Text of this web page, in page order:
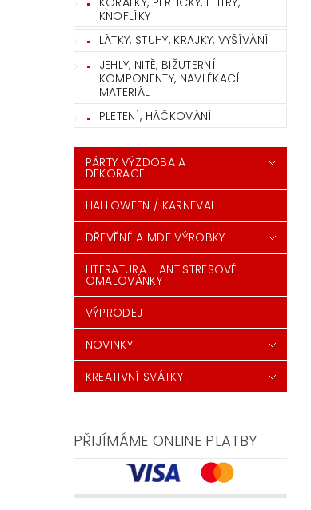
KNOFLÍKY
LÁTKY, STUHY, KRAJKY, VYŠÍVÁNÍ
JEHLY, NITĚ, BIŽUTERNÍ
KOMPONENTY, NAVLÉKACÍ
MATERIÁL
PLETENÍ, HÁČKOVÁNÍ
PÁRTY VÝZDOBA A
DEKORACE
HALLOWEEN / KARNEVAL
DŘEVĚNÉ A MDF VÝROBKY
LITERATURA - ANTISTRESOVÉ
OMALOVÁNKY
VÝPRODEJ
NOVINKY
KREATIVNÍ SVÁTKY
PŘIJÍMÁME ONLINE PLATBY